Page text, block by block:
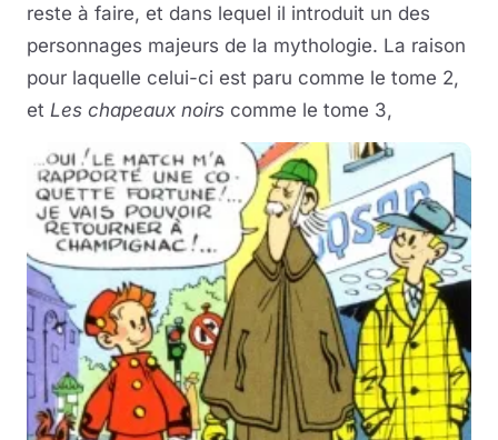
reste à faire, et dans lequel il introduit un des
personnages majeurs de la mythologie. La raison
pour laquelle celui-ci est paru comme le tome 2,
et Les chapeaux noirs comme le tome 3,